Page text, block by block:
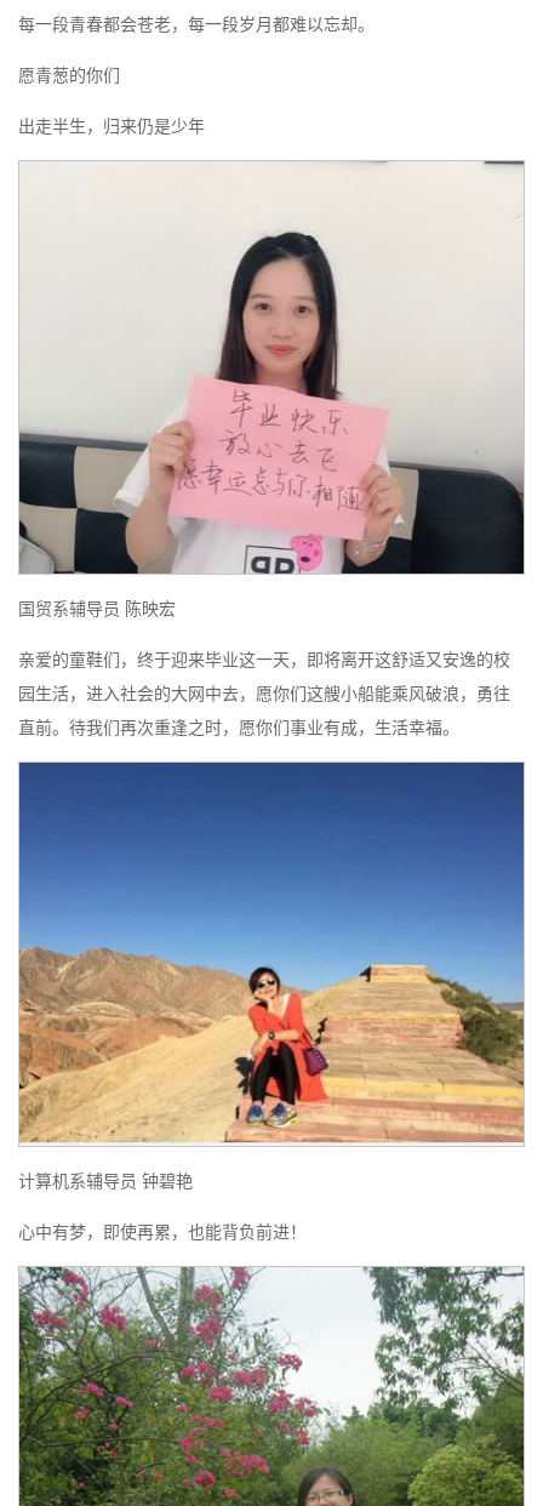
每一段青春都会苍老，每一段岁月都难以忘却。
愿青葱的你们
出走半生，归来仍是少年
国贸系辅导员 陈映宏
亲爱的童鞋们，终于迎来毕业这一天，即将离开这舒适又安逸的校
园生活，进入社会的大网中去，愿你们这艘小船能乘风破浪，勇往
直前。待我们再次重逢之时，愿你们事业有成，生活幸福。
计算机系辅导员 钟碧艳
心中有梦，即使再累，也能背负前进！